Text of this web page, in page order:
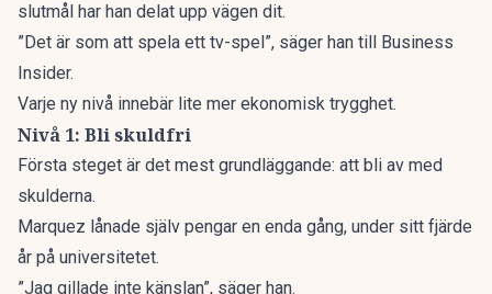
slutmål har han delat upp vägen dit.
”Det är som att spela ett tv-spel”, säger han till Business
Insider.
Varje ny nivå innebär lite mer ekonomisk trygghet.
Nivå 1: Bli skuldfri
Första steget är det mest grundläggande: att bli av med
skulderna.
Marquez lånade själv pengar en enda gång, under sitt fjärde
år på universitetet.
”Jag gillade inte känslan”, säger han.